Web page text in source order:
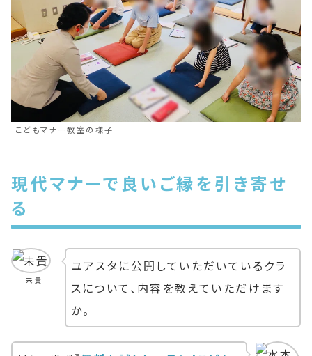
こどもマナー教室の様子
現代マナーで良いご縁を引き寄せ
る
未貴
ユアスタに公開していただいているクラ
スについて、内容を教えていただけます
か。